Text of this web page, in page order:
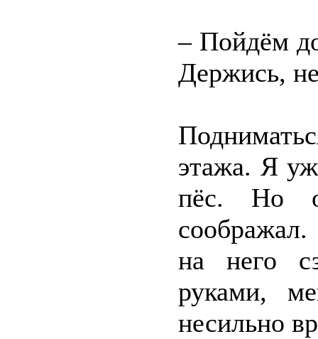
– Пойдём
Держись,
этажа. Я
пёс. Но
на него
руками,
несильно